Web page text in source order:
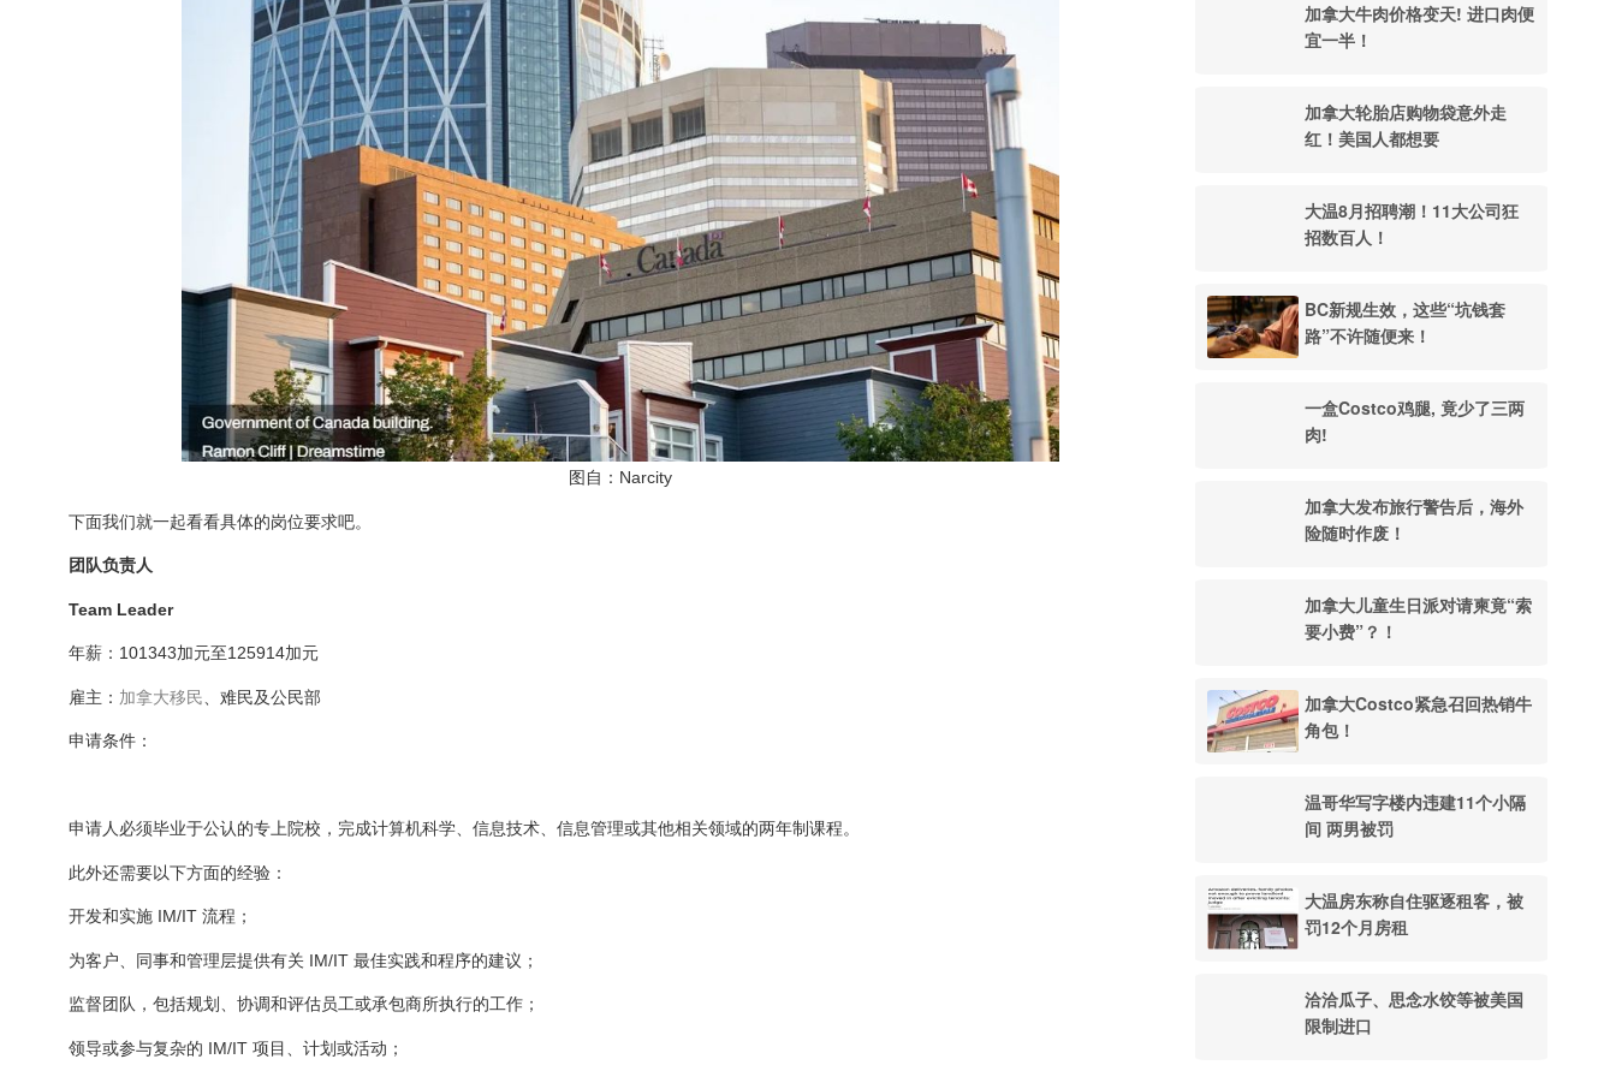
图自：Narcity
下面我们就一起看看具体的岗位要求吧。
团队负责人
Team Leader
年薪：101343加元至125914加元
雇主： 加拿大移民 、难民及公民部
申请条件：
申请人必须毕业于公认的专上院校，完成计算机科学、信息技术、信息管理或其他相关领域的两年制课程。
此外还需要以下方面的经验：
开发和实施 IM/IT 流程；
为客户、同事和管理层提供有关 IM/IT 最佳实践和程序的建议；
监督团队，包括规划、协调和评估员工或承包商所执行的工作；
领导或参与复杂的 IM/IT 项目、计划或活动；
加拿大牛肉价格变天! 进口肉便
宜一半！
加拿大轮胎店购物袋意外走
红！美国人都想要
大温8月招聘潮！11大公司狂
招数百人！
BC新规生效，这些“坑钱套
路”不许随便来！
一盒Costco鸡腿, 竟少了三两
肉!
加拿大发布旅行警告后，海外
险随时作废！
加拿大儿童生日派对请柬竟“索
要小费”？！
加拿大Costco紧急召回热销牛
角包！
温哥华写字楼内违建11个小隔
间 两男被罚
大温房东称自住驱逐租客，被
罚12个月房租
洽洽瓜子、思念水饺等被美国
限制进口